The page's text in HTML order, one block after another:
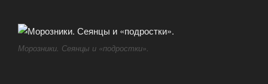
Морозники. Сеянцы и «подростки».